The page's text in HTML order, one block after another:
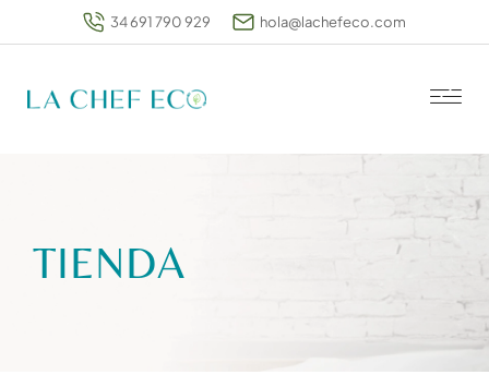
34 691 790 929 hola@lachefeco.com
TIENDA